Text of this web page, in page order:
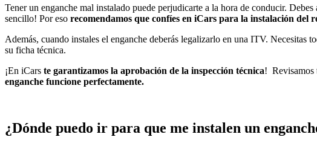
Tener un enganche mal instalado puede perjudicarte a la hora de conducir.
sencillo! Por eso recomendamos que confíes en iCars para la instalación del
Además, cuando instales el enganche deberás legalizarlo en una ITV.
su ficha técnica.
¡En iCars te garantizamos la aprobación de la inspección técnica! Revisamos
enganche funcione perfectamente.
¿Dónde puedo ir para que me instalen un